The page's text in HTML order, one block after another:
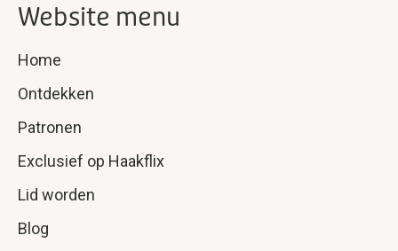
Website menu
Home
Ontdekken
Patronen
Exclusief op Haakflix
Lid worden
Blog